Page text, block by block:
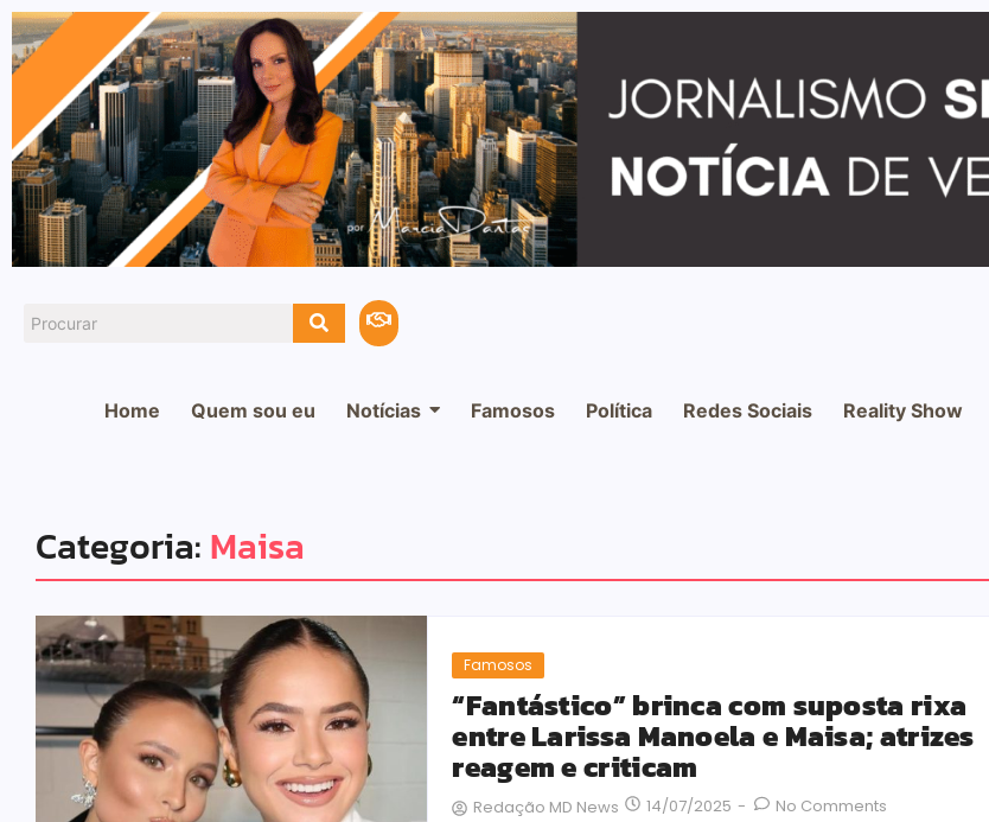
Home Quem sou eu Notícias Famosos Política Redes Sociais Reality Show
Categoria: Maisa
Famosos
“Fantástico” brinca com suposta rixa
entre Larissa Manoela e Maisa; atrizes
reagem e criticam
Redação MD News 14/07/2025 -
No Comments